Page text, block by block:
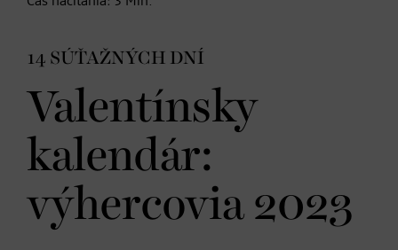
14 SÚŤAŽNÝCH DNÍ
Valentínsky
kalendár:
výhercovia 2023